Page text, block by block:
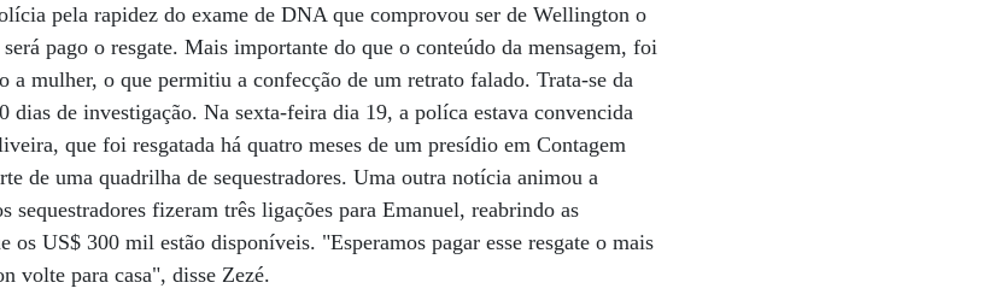
pela rapidez do exame de DNA que comprovou ser de Wellington o
pago o resgate. Mais importante do que o conteúdo da mensagem, foi
mulher, o que permitiu a confecção de um retrato falado. Trata-se da
dias de investigação. Na sexta-feira dia 19, a políca estava convencida
que foi resgatada há quatro meses de um presídio em Contagem
de uma quadrilha de sequestradores. Uma outra notícia animou a
fizeram três ligações para Emanuel, reabrindo as
os US$ 300 mil estão disponíveis. "Esperamos pagar esse resgate o mais
volte para casa", disse Zezé.